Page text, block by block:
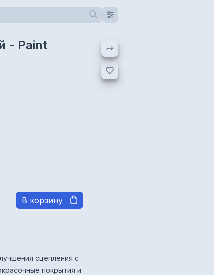
- Paint
В корзину
сцепления с
покрытия и